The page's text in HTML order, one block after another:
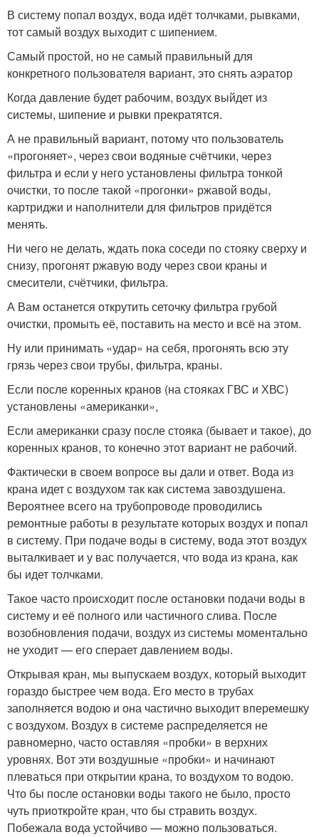
В систему попал воздух, вода идёт толчками, рывками,
тот самый воздух выходит с шипением.
Самый простой, но не самый правильный для
конкретного пользователя вариант, это снять аэратор
Когда давление будет рабочим, воздух выйдет из
системы, шипение и рывки прекратятся.
А не правильный вариант, потому что пользователь
«прогоняет», через свои водяные счётчики, через
фильтра и если у него установлены фильтра тонкой
очистки, то после такой «прогонки» ржавой воды,
картриджи и наполнители для фильтров придётся
менять.
Ни чего не делать, ждать пока соседи по стояку сверху и
снизу, прогонят ржавую воду через свои краны и
смесители, счётчики, фильтра.
А Вам останется открутить сеточку фильтра грубой
очистки, промыть её, поставить на место и всё на этом.
Ну или принимать «удар» на себя, прогонять всю эту
грязь через свои трубы, фильтра, краны.
Если после коренных кранов (на стояках ГВС и ХВС)
установлены «американки»,
Если американки сразу после стояка (бывает и такое), до
коренных кранов, то конечно этот вариант не рабочий.
Фактически в своем вопросе вы дали и ответ. Вода из
крана идет с воздухом так как система завоздушена.
Вероятнее всего на трубопроводе проводились
ремонтные работы в результате которых воздух и попал
в систему. При подаче воды в систему, вода этот воздух
выталкивает и у вас получается, что вода из крана, как
бы идет толчками.
Такое часто происходит после остановки подачи воды в
систему и её полного или частичного слива. После
возобновления подачи, воздух из системы моментально
не уходит — его сперает давлением воды.
Открывая кран, мы выпускаем воздух, который выходит
гораздо быстрее чем вода. Его место в трубах
заполняется водою и она частично выходит вперемешку
с воздухом. Воздух в системе распределяется не
равномерно, часто оставляя «пробки» в верхних
уровнях. Вот эти воздушные «пробки» и начинают
плеваться при открытии крана, то воздухом то водою.
Что бы после остановки воды такого не было, просто
чуть приоткройте кран, что бы стравить воздух.
Побежала вода устойчиво — можно пользоваться.